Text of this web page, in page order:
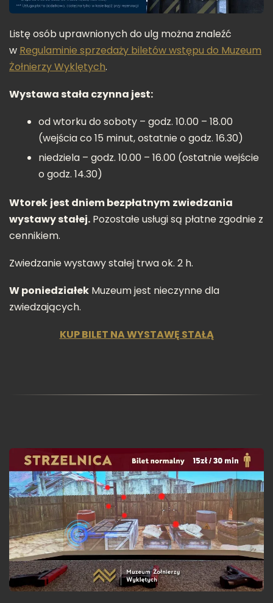
Listę osób uprawnionych do ulg można znaleźć
w Regulaminie sprzedaży biletów wstępu do Muzeum
Żołnierzy Wyklętych.
Wystawa stała czynna jest:
od wtorku do soboty – godz. 10.00 – 18.00
(wejścia co 15 minut, ostatnie o godz. 16.30)
niedziela – godz. 10.00 – 16.00 (ostatnie wejście
o godz. 14.30)
Wtorek jest dniem bezpłatnym zwiedzania
wystawy stałej. Pozostałe usługi są płatne zgodnie z
cennikiem.
Zwiedzanie wystawy stałej trwa ok. 2 h.
W poniedziałek Muzeum jest nieczynne dla
zwiedzających.
KUP BILET NA WYSTAWĘ STAŁĄ